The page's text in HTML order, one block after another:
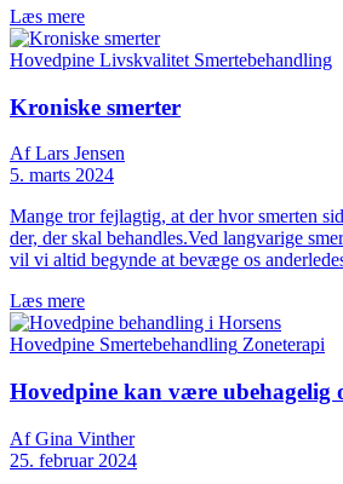
Læs mere
Hovedpine Livskvalitet Smertebehandling
Kroniske smerter
Af Lars Jensen
5. marts 2024
Mange tror fejlagtig, at der hvor smerten
der, der skal behandles.Ved langvarige
vil vi altid begynde at bevæge os
Læs mere
Hovedpine Smertebehandling Zoneterapi
Hovedpine kan være ubehagelig
Af Gina Vinther
25. februar 2024